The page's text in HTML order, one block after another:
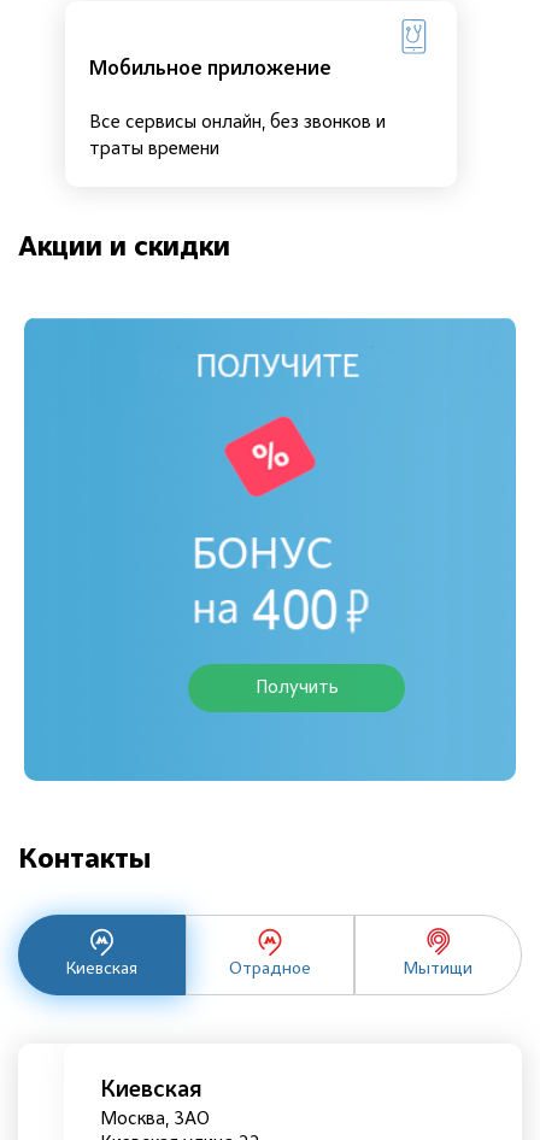
Мобильное приложение
Все сервисы онлайн, без звонков и
траты времени
Акции и скидки
Получить
Контакты
Киевская Отрадное Мытищи
Киевская
Москва, ЗАО